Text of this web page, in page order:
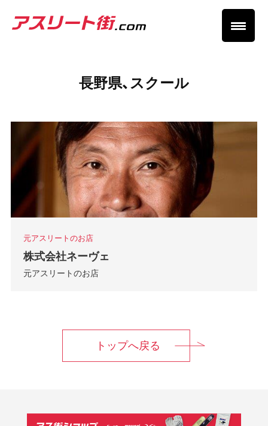
長野県、スクール
元アスリートのお店
株式会社ネーヴェ
元アスリートのお店
トップへ戻る